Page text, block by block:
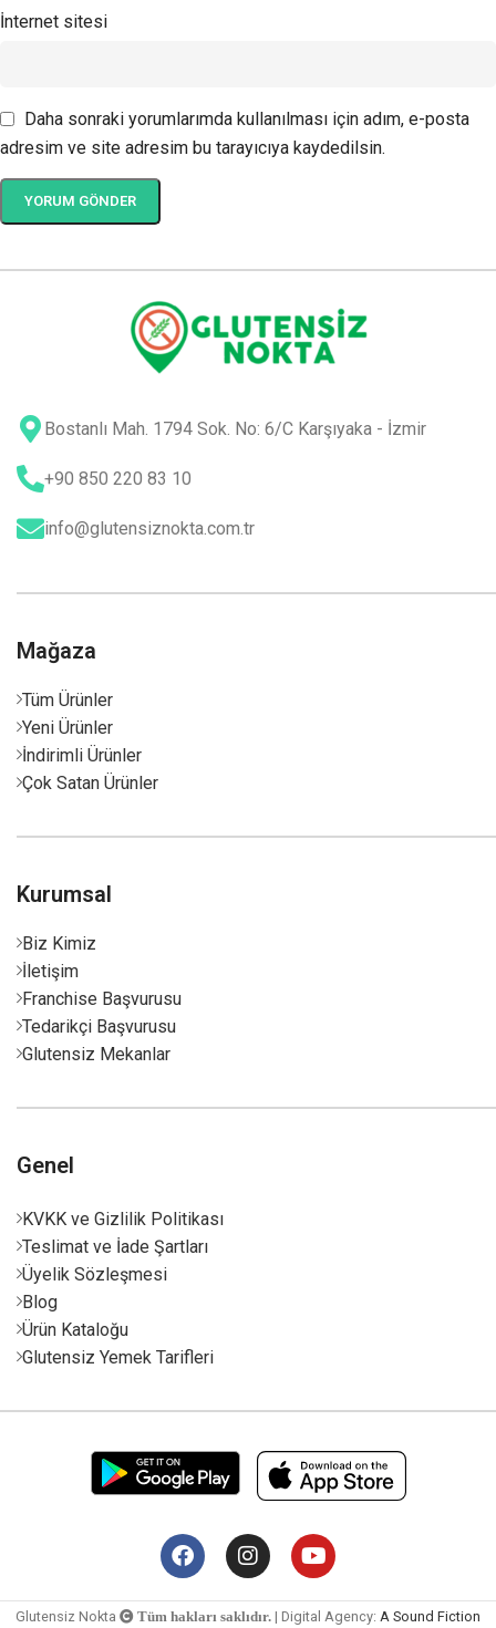
İnternet sitesi
Daha sonraki yorumlarımda kullanılması için adım, e-posta
adresim ve site adresim bu tarayıcıya kaydedilsin.
Bostanlı Mah. 1794 Sok. No: 6/C Karşıyaka - İzmir
+90 850 220 83 10
info@glutensiznokta.com.tr
Mağaza
Tüm Ürünler
Yeni Ürünler
İndirimli Ürünler
Çok Satan Ürünler
Kurumsal
Biz Kimiz
İletişim
Franchise Başvurusu
Tedarikçi Başvurusu
Glutensiz Mekanlar
Genel
KVKK ve Gizlilik Politikası
Teslimat ve İade Şartları
Üyelik Sözleşmesi
Blog
Ürün Kataloğu
Glutensiz Yemek Tarifleri
Glutensiz Nokta Tüm hakları saklıdır. | Digital Agency: A Sound Fiction